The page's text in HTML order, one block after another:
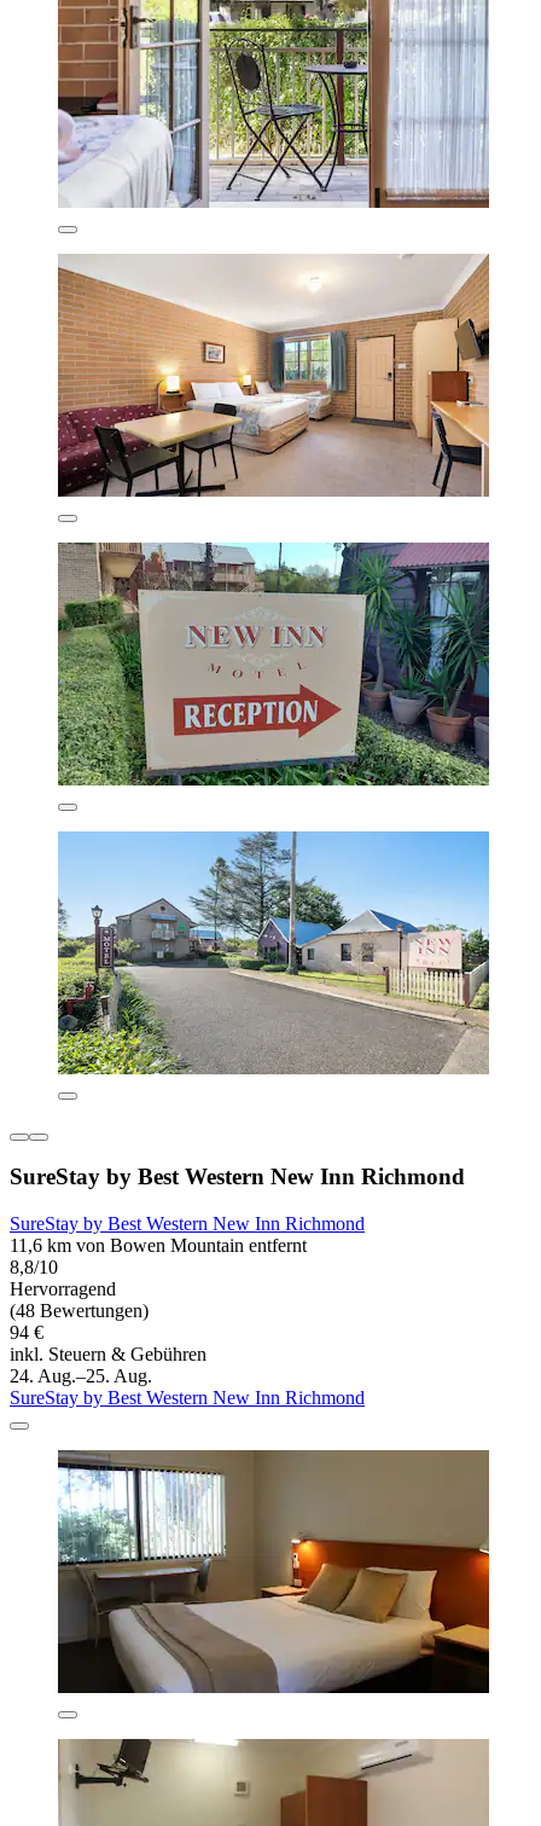
SureStay by Best Western New Inn Richmond
SureStay by Best Western New Inn Richmond
11,6 km von Bowen Mountain entfernt
8,8/10
Hervorragend
(48 Bewertungen)
94 €
inkl. Steuern & Gebühren
24. Aug.–25. Aug.
SureStay by Best Western New Inn Richmond